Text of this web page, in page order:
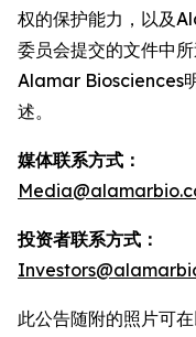
权的保护能力，以及
委员会提交的文件中
Alamar Biosciences
述。
媒体联系方式：
投资者联系方式：
此公告随附的照片可